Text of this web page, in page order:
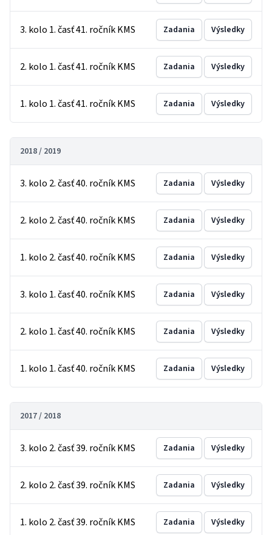
3. kolo 1. časť 41. ročník KMS Zadania Výsledky
2. kolo 1. časť 41. ročník KMS Zadania Výsledky
1. kolo 1. časť 41. ročník KMS Zadania Výsledky
2018 / 2019
3. kolo 2. časť 40. ročník KMS Zadania Výsledky
2. kolo 2. časť 40. ročník KMS Zadania Výsledky
1. kolo 2. časť 40. ročník KMS Zadania Výsledky
3. kolo 1. časť 40. ročník KMS Zadania Výsledky
2. kolo 1. časť 40. ročník KMS Zadania Výsledky
1. kolo 1. časť 40. ročník KMS Zadania Výsledky
2017 / 2018
3. kolo 2. časť 39. ročník KMS Zadania Výsledky
2. kolo 2. časť 39. ročník KMS Zadania Výsledky
1. kolo 2. časť 39. ročník KMS Zadania Výsledky